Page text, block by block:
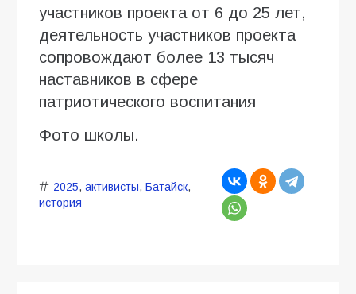
участников проекта от 6 до 25 лет,
деятельность участников проекта
сопровождают более 13 тысяч
наставников в сфере
патриотического воспитания
Фото школы.
2025, активисты, Батайск,
история